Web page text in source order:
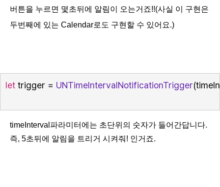
버튼을 누르면 몇초뒤에 알림이 오는거죠!!(사실 이 구현은
두번째에 있는 Calendar로도 구현할 수 있어요.)
let trigger = UNTimeIntervalNotificationTrigger
timeInterval파라미터에는 초단위의 숫자가 들어간답니다.
즉, 5초뒤에 알림을 트리거 시켜줘! 인거죠.